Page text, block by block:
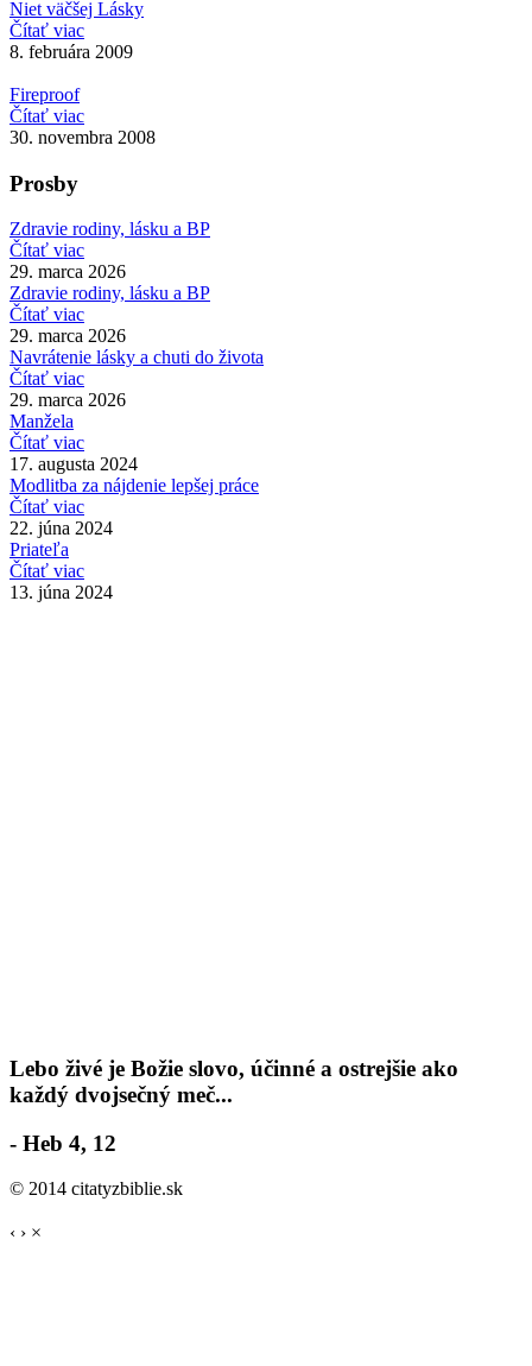
Niet väčšej Lásky
Čítať viac
8. februára 2009
Fireproof
Čítať viac
30. novembra 2008
Prosby
Zdravie rodiny, lásku a BP
Čítať viac
29. marca 2026
Zdravie rodiny, lásku a BP
Čítať viac
29. marca 2026
Navrátenie lásky a chuti do života
Čítať viac
29. marca 2026
Manžela
Čítať viac
17. augusta 2024
Modlitba za nájdenie lepšej práce
Čítať viac
22. júna 2024
Priateľa
Čítať viac
13. júna 2024
Lebo živé je Božie slovo, účinné a ostrejšie ako
každý dvojsečný meč...
- Heb 4, 12
© 2014 citatyzbiblie.sk
‹ › ×